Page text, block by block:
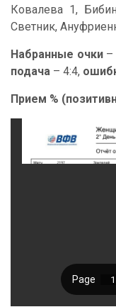
Ковалева 1,
Светник,
Набранные очки–
подача – 4:4,
Прием %